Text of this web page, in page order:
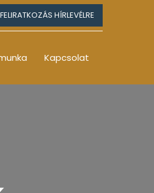
FELIRATKOZÁS HÍRLEVÉLRE
Kapcsolat